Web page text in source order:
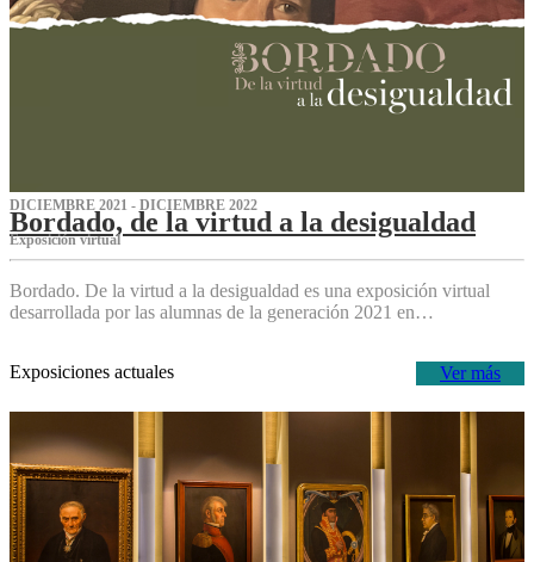
DICIEMBRE 2021 - DICIEMBRE 2022
Bordado, de la virtud a la desigualdad
Exposición virtual‌
Bordado. De la virtud a la desigualdad es una exposición virtual
desarrollada por las alumnas de la generación 2021 en…
Ver más
Exposiciones actuales